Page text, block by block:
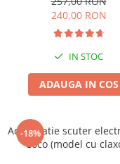
240,00 RON
IN STOC
ADAUGA IN COS
-18%
Acceleratie scuter
Coco (model cu